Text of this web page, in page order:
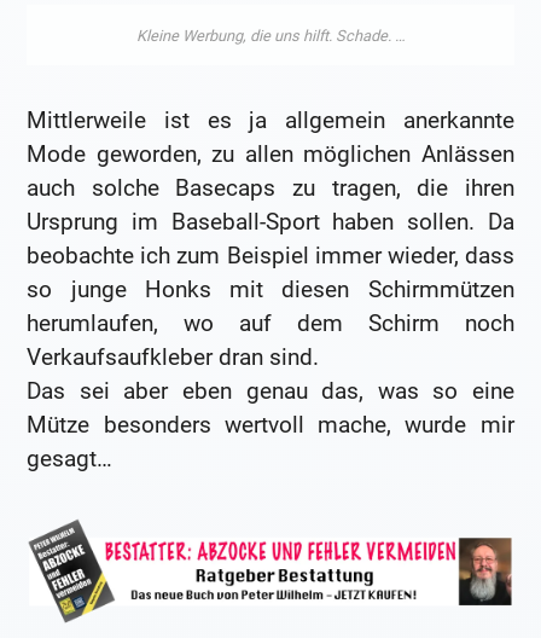
Mittlerweile ist es ja allgemein anerkannte
Mode geworden, zu allen möglichen Anlässen
auch solche Basecaps zu tragen, die ihren
Ursprung im Baseball-Sport haben sollen. Da
beobachte ich zum Beispiel immer wieder, dass
so junge Honks mit diesen Schirmmützen
herumlaufen, wo auf dem Schirm noch
Verkaufsaufkleber dran sind.
Das sei aber eben genau das, was so eine
Mütze besonders wertvoll mache, wurde mir
gesagt…